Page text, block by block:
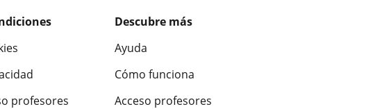
profesores
Descubre más
Ayuda
Cómo funciona
Acceso profesores